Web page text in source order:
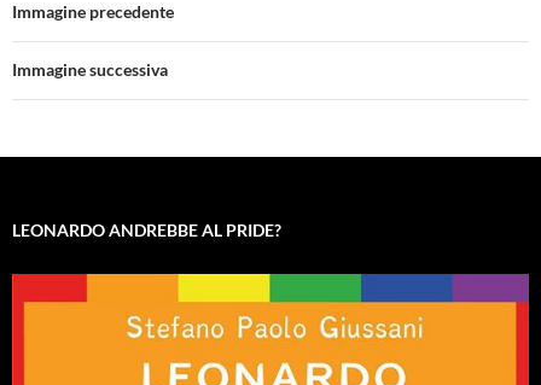
Immagine precedente
Immagine successiva
LEONARDO ANDREBBE AL PRIDE?